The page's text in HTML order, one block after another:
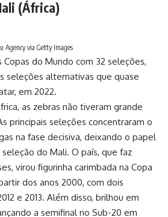
(África)
Agency via Getty Images
Copas do Mundo com 32 seleções,
seleções alternativas que quase
em 2022.
as zebras não tiveram grande
principais seleções concentraram o
na fase decisiva, deixando o papel
do Mali. O país, que faz
virou figurinha carimbada na Copa
dos anos 2000, com dois
e 2013. Além disso, brilhou em
a semifinal no Sub-20 em